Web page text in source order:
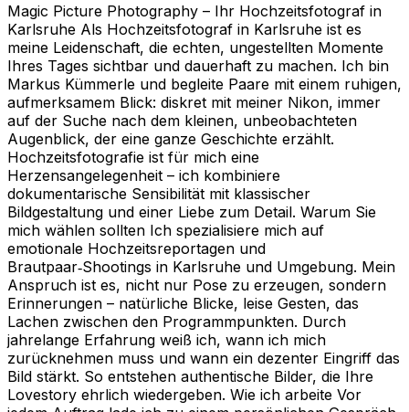
Magic Picture Photography – Ihr Hochzeitsfotograf in
Karlsruhe Als Hochzeitsfotograf in Karlsruhe ist es
meine Leidenschaft, die echten, ungestellten Momente
Ihres Tages sichtbar und dauerhaft zu machen. Ich bin
Markus Kümmerle und begleite Paare mit einem ruhigen,
aufmerksamem Blick: diskret mit meiner Nikon, immer
auf der Suche nach dem kleinen, unbeobachteten
Augenblick, der eine ganze Geschichte erzählt.
Hochzeitsfotografie ist für mich eine
Herzensangelegenheit – ich kombiniere
dokumentarische Sensibilität mit klassischer
Bildgestaltung und einer Liebe zum Detail. Warum Sie
mich wählen sollten Ich spezialisiere mich auf
emotionale Hochzeitsreportagen und
Brautpaar‑Shootings in Karlsruhe und Umgebung. Mein
Anspruch ist es, nicht nur Pose zu erzeugen, sondern
Erinnerungen – natürliche Blicke, leise Gesten, das
Lachen zwischen den Programmpunkten. Durch
jahrelange Erfahrung weiß ich, wann ich mich
zurücknehmen muss und wann ein dezenter Eingriff das
Bild stärkt. So entstehen authentische Bilder, die Ihre
Lovestory ehrlich wiedergeben. Wie ich arbeite Vor